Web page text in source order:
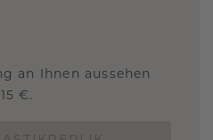
an Ihnen aussehen
€.